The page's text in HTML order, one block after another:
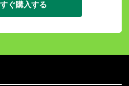
ぐ購入する